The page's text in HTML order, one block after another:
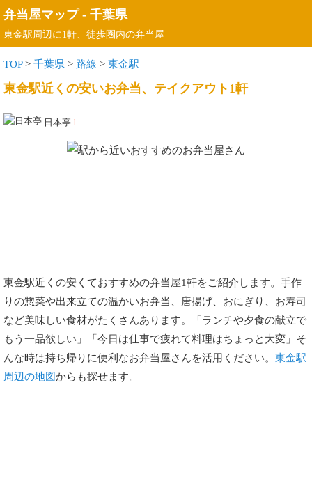
弁当屋マップ- 千葉県
東金駅周辺に1軒、徒歩圏内の弁当屋
TOP> 千葉県 > 路線 > 東金駅
東金駅近くの安いお弁当、テイクアウト1軒
日本亭 1
東金駅近くの安くておすすめの弁当屋1軒をご紹介します。手作
りの惣菜や出来立ての温かいお弁当、唐揚げ、おにぎり、お寿司
など美味しい食材がたくさんあります。「ランチや夕食の献立で
もう一品欲しい」「今日は仕事で疲れて料理はちょっと大変」そ
んな時は持ち帰りに便利なお弁当屋さんを活用ください。 東金駅
周辺の地図からも探せます。